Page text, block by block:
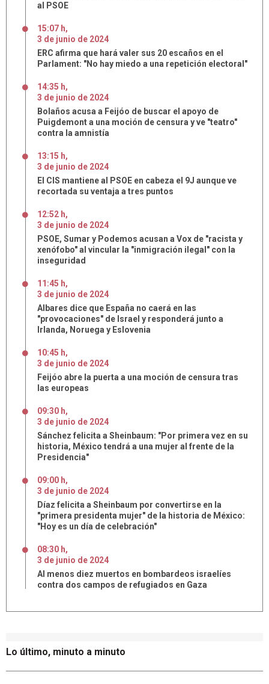
Lo último, minuto a minuto
al PSOE
15:07 h,
3 de junio de 2024
ERC afirma que hará valer sus 20 escaños en el
Parlament: "No hay miedo a una repetición electoral"
14:35 h,
3 de junio de 2024
Bolaños acusa a Feijóo de buscar el apoyo de
Puigdemont a una moción de censura y ve "teatro"
contra la amnistía
13:15 h,
3 de junio de 2024
El CIS mantiene al PSOE en cabeza el 9J aunque ve
recortada su ventaja a tres puntos
12:52 h,
3 de junio de 2024
PSOE, Sumar y Podemos acusan a Vox de "racista y
xenófobo" al vincular la "inmigración ilegal" con la
inseguridad
11:45 h,
3 de junio de 2024
Albares dice que España no caerá en las
"provocaciones" de Israel y responderá junto a
Irlanda, Noruega y Eslovenia
10:45 h,
3 de junio de 2024
Feijóo abre la puerta a una moción de censura tras
las europeas
09:30 h,
3 de junio de 2024
Sánchez felicita a Sheinbaum: "Por primera vez en su
historia, México tendrá a una mujer al frente de la
Presidencia"
09:00 h,
3 de junio de 2024
Díaz felicita a Sheinbaum por convertirse en la
"primera presidenta mujer" de la historia de México:
"Hoy es un día de celebración"
08:30 h,
3 de junio de 2024
Al menos diez muertos en bombardeos israelíes
contra dos campos de refugiados en Gaza